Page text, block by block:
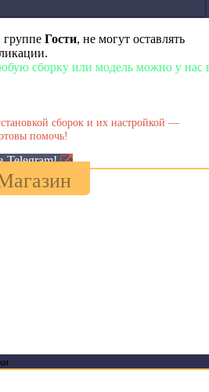
группе Гости, не могут оставлять
или модель можно у нас в
сборок и их настройкой —
помочь!
Telegram!